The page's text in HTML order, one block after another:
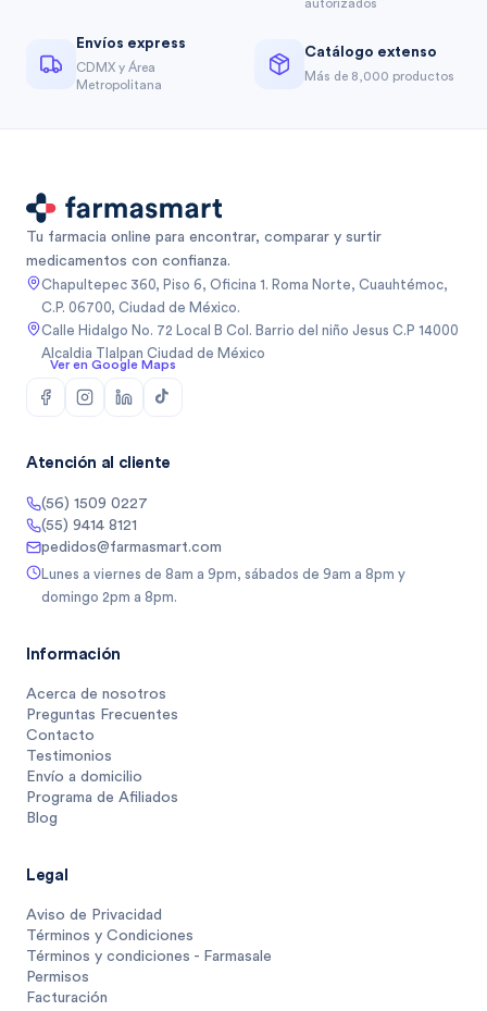
autorizados
Envíos express
CDMX y Área
Metropolitana
Catálogo extenso
Más de 8,000 productos
Tu farmacia online para encontrar, comparar y surtir
medicamentos con confianza.
Chapultepec 360, Piso 6, Oficina 1. Roma Norte, Cuauhtémoc,
C.P. 06700, Ciudad de México.
Calle Hidalgo No. 72 Local B Col. Barrio del niño Jesus C.P 14000
Alcaldia Tlalpan Ciudad de México
Ver en Google Maps
Atención al cliente
(56) 1509 0227
(55) 9414 8121
pedidos@farmasmart.com
Lunes a viernes de 8am a 9pm, sábados de 9am a 8pm y
domingo 2pm a 8pm.
Información
Acerca de nosotros
Preguntas Frecuentes
Contacto
Testimonios
Envío a domicilio
Programa de Afiliados
Blog
Legal
Aviso de Privacidad
Términos y Condiciones
Términos y condiciones - Farmasale
Permisos
Facturación